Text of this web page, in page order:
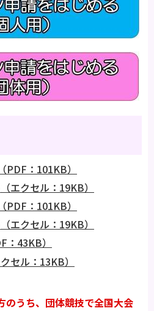
：101KB）
エクセル：19KB）
：101KB）
エクセル：19KB）
43KB）
セル：13KB）
のうち、団体競技で全国大会